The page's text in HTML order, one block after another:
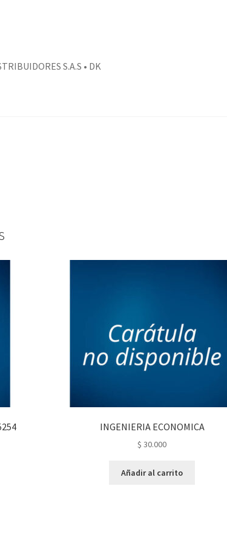
S.A.S • DK
INGENIERIA ECONOMICA
$ 30.000
Añadir al carrito